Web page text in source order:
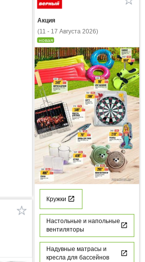
Акция
(11 - 17 Августа 2026)
новая
Кружки
Настольные и напольные
вентиляторы
Надувные матрасы и
кресла для бассейнов